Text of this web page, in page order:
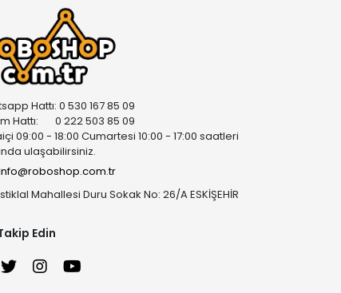
Hattı: 0 530 167 85 09
Hattı: 0 222 503 85 09
09:00 - 18:00 Cumartesi 10:00 - 17:00 saatleri
ulaşabilirsiniz.
Mahallesi Duru Sokak No: 26/A ESKİŞEHİR
Edin